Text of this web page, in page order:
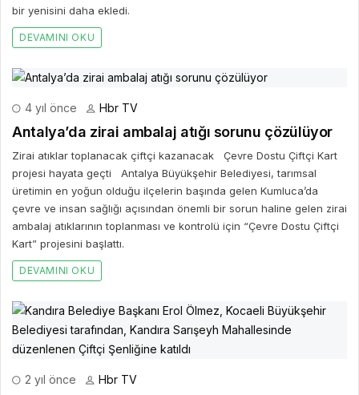
bir yenisini daha ekledi.
DEVAMINI OKU
4 yıl önce Hbr TV
Antalya’da zirai ambalaj atığı sorunu çözülüyor
Zirai atıklar toplanacak çiftçi kazanacak Çevre Dostu Çiftçi Kart
projesi hayata geçti Antalya Büyükşehir Belediyesi, tarımsal
üretimin en yoğun olduğu ilçelerin başında gelen Kumluca’da
çevre ve insan sağlığı açısından önemli bir sorun haline gelen zirai
ambalaj atıklarının toplanması ve kontrolü için “Çevre Dostu Çiftçi
Kart” projesini başlattı.
DEVAMINI OKU
2 yıl önce Hbr TV